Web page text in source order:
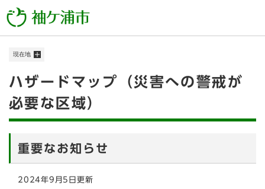
ー
メニューを飛ばして本文へ
現在地
本
文
ハザードマップ（災害への警戒が
必要な区域）
重要なお知らせ
2024年9月5日更新